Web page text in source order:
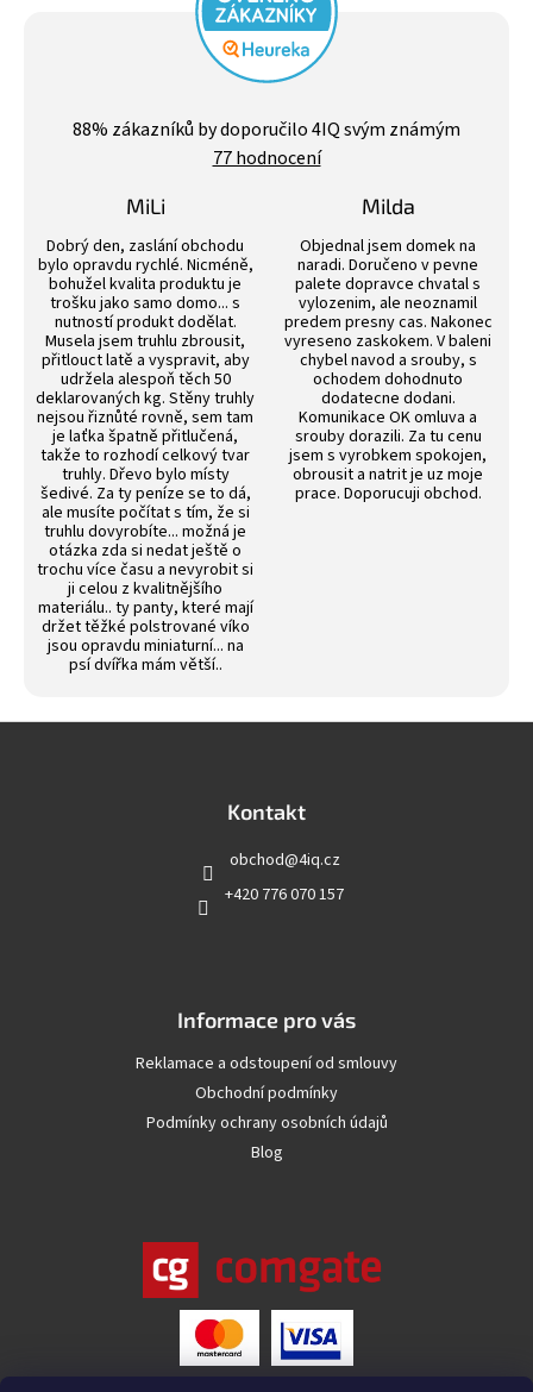
hodnocení
obchodu
je
hvězdiček.
88% zákazníků by doporučilo 4IQ svým známým
77 hodnocení
MiLi
Hodnocení obchodu je 3 z 5 hvězdiček.
Dobrý den, zaslání obchodu
bylo opravdu rychlé. Nicméně,
bohužel kvalita produktu je
trošku jako samo domo... s
nutností produkt dodělat.
Musela jsem truhlu zbrousit,
přitlouct latě a vyspravit, aby
udržela alespoň těch 50
deklarovaných kg. Stěny truhly
nejsou řiznůté rovně, sem tam
je laťka špatně přitlučená,
takže to rozhodí celkový tvar
truhly. Dřevo bylo místy
šedivé. Za ty peníze se to dá,
ale musíte počítat s tím, že si
truhlu dovyrobíte... možná je
otázka zda si nedat ještě o
trochu více času a nevyrobit si
ji celou z kvalitnějšího
materiálu.. ty panty, které mají
držet těžké polstrované víko
jsou opravdu miniaturní... na
psí dvířka mám větší..
Milda
Objednal jsem domek na
naradi. Doručeno v pevne
palete dopravce chvatal s
vylozenim, ale neoznamil
predem presny cas. Nakonec
vyreseno zaskokem. V baleni
chybel navod a srouby, s
ochodem dohodnuto
dodatecne dodani.
Komunikace OK omluva a
srouby dorazili. Za tu cenu
jsem s vyrobkem spokojen,
obrousit a natrit je uz moje
prace. Doporucuji obchod.
Kontakt
obchod@4iq.cz
+420 776 070 157
Informace pro vás
Reklamace a odstoupení od smlouvy
Obchodní podmínky
Podmínky ochrany osobních údajů
Blog